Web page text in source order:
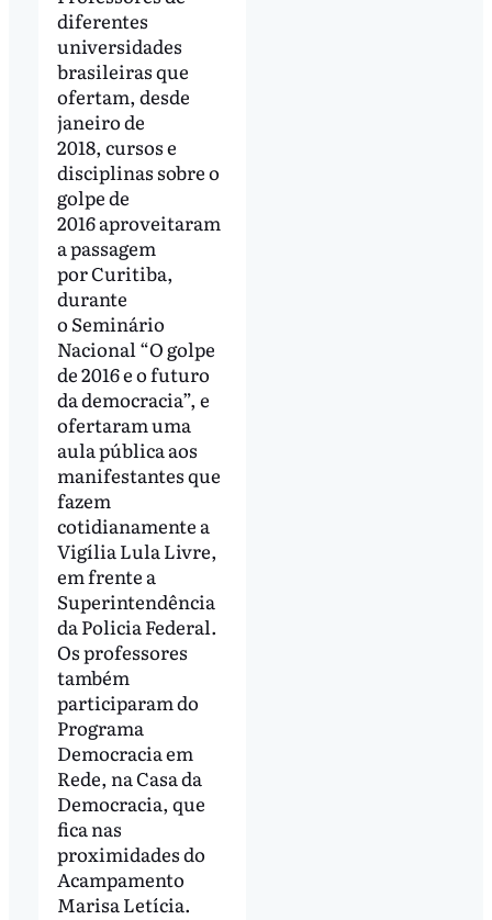
diferentes
universidades
brasileiras que
ofertam, desde
janeiro de
2018, cursos e
disciplinas sobre o
golpe de
2016 aproveitaram
a passagem
por Curitiba,
durante
o Seminário
Nacional “O golpe
de 2016 e o futuro
da democracia”, e
ofertaram uma
aula pública aos
manifestantes que
fazem
cotidianamente a
Vigília Lula Livre,
em frente a
Superintendência
da Policia Federal.
Os professores
também
participaram do
Programa
Democracia em
Rede, na Casa da
Democracia, que
fica nas
proximidades do
Acampamento
Marisa Letícia.